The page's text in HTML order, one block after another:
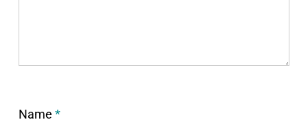
Name *